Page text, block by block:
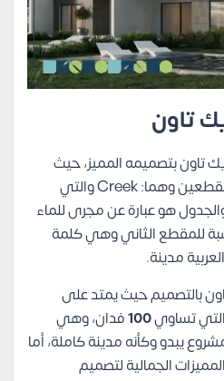
تاون
تاون بتصميمه المميز، حيث
ينقسم اسم المشروع إلى مقطعين وهما: Creek والتي
هو عبارة عن مجرى للماء
للمقطع الثاني وهي كلمة
بالتصميم حيث يمتد على
تساوي100فدان، وهي
يبدو وكأنه مدينة كاملة، أما
الجمالية لتصميم